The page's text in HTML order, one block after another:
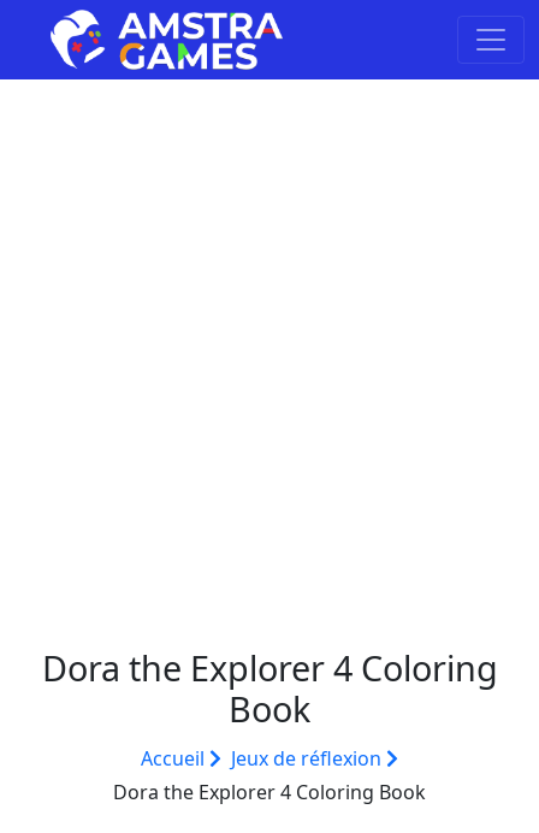
Dora the Explorer 4 Coloring
Book
Accueil
Jeux de réflexion
Dora the Explorer 4 Coloring Book